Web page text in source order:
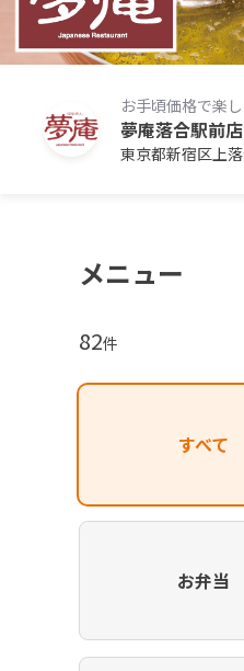
夢庵落合駅前店
メニュー
82件
すべて
お弁当